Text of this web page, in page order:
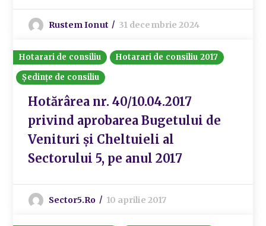
Rustem Ionut 31 decembrie 2024
Hotarari de consiliu
Hotarari de consiliu 2017
Ședințe de consiliu
Hotărârea nr. 40/10.04.2017
privind aprobarea Bugetului de
Venituri și Cheltuieli al
Sectorului 5, pe anul 2017
Sector5.ro 10 aprilie 2017